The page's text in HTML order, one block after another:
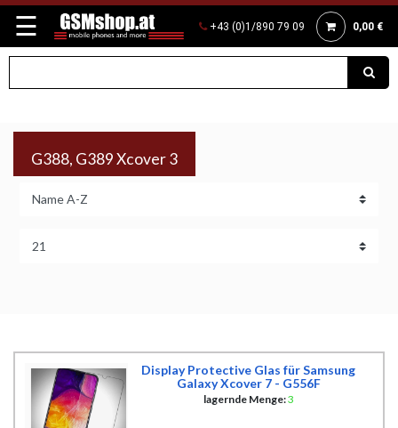
☰ +43 (0)1/890 79 09 0,00 €
G388, G389 Xcover 3
Display Protective Glas für Samsung
Galaxy Xcover 7 - G556F
lagernde Menge:3